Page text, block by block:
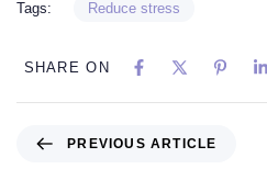
Tags: Reduce stress
SHARE ON
PREVIOUS ARTICLE